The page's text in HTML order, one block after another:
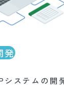
発
システムの開